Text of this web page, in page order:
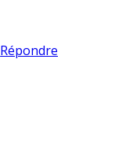
Répondre